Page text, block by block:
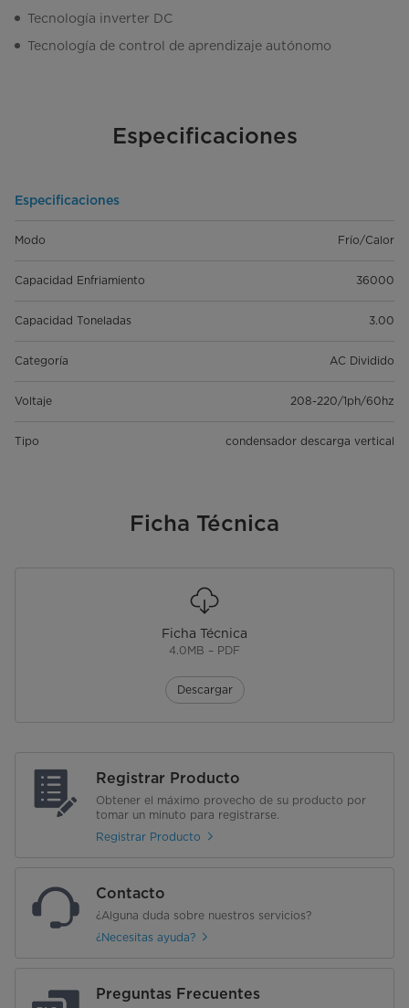
Tecnología inverter DC
Tecnología de control de aprendizaje autónomo
Especificaciones
Especificaciones
Modo Frío/Calor
Capacidad Enfriamiento 36000
Capacidad Toneladas 3.00
Categoría AC Dividido
Voltaje 208-220/1ph/60hz
Tipo condensador descarga vertical
Ficha Técnica
Ficha Técnica
4.0MB – PDF
Descargar
Registrar Producto
Obtener el máximo provecho de su producto por
tomar un minuto para registrarse.
Registrar Producto
Contacto
¿Alguna duda sobre nuestros servicios?
¿Necesitas ayuda?
Preguntas Frecuentes